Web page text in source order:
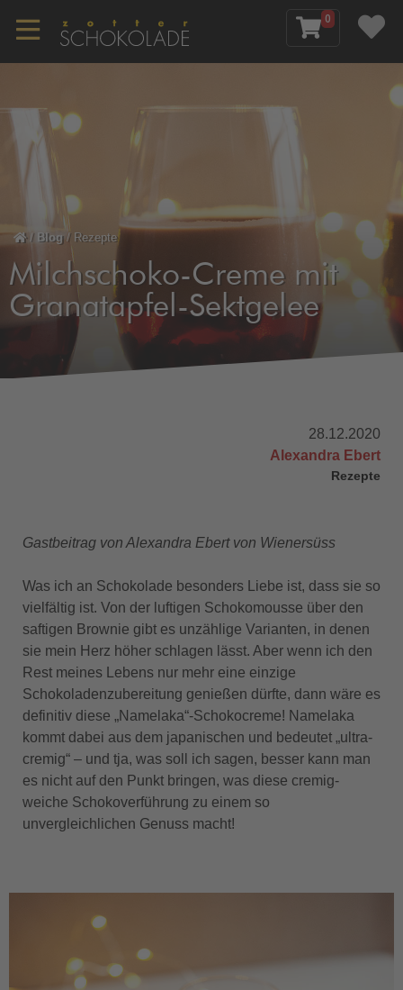
0
/ Blog / Rezepte
Milchschoko-Creme mit
Granatapfel-Sektgelee
28.12.2020
Alexandra Ebert
Rezepte
Gastbeitrag von Alexandra Ebert von Wienersüss
Was ich an Schokolade besonders Liebe ist, dass sie so
vielfältig ist. Von der luftigen Schokomousse über den
saftigen Brownie gibt es unzählige Varianten, in denen
sie mein Herz höher schlagen lässt. Aber wenn ich den
Rest meines Lebens nur mehr eine einzige
Schokoladenzubereitung genießen dürfte, dann wäre es
definitiv diese „Namelaka“-Schokocreme! Namelaka
kommt dabei aus dem japanischen und bedeutet „ultra-
cremig“ – und tja, was soll ich sagen, besser kann man
es nicht auf den Punkt bringen, was diese cremig-
weiche Schokoverführung zu einem so
unvergleichlichen Genuss macht!